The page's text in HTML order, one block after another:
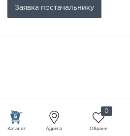
Каталог Адреса
0
Обране
Заявка постачальнику